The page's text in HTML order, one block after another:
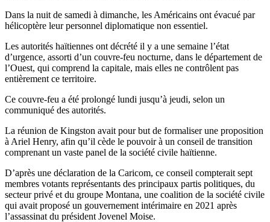
Dans la nuit de samedi à dimanche, les Américains ont évacué par
hélicoptère leur personnel diplomatique non essentiel.
Les autorités haïtiennes ont décrété il y a une semaine l’état
d’urgence, assorti d’un couvre-feu nocturne, dans le département de
l’Ouest, qui comprend la capitale, mais elles ne contrôlent pas
entièrement ce territoire.
Ce couvre-feu a été prolongé lundi jusqu’à jeudi, selon un
communiqué des autorités.
La réunion de Kingston avait pour but de formaliser une proposition
à Ariel Henry, afin qu’il cède le pouvoir à un conseil de transition
comprenant un vaste panel de la société civile haïtienne.
D’après une déclaration de la Caricom, ce conseil compterait sept
membres votants représentants des principaux partis politiques, du
secteur privé et du groupe Montana, une coalition de la société civile
qui avait proposé un gouvernement intérimaire en 2021 après
l’assassinat du président Jovenel Moise.